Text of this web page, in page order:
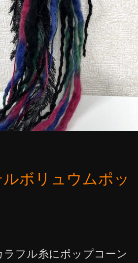
ボリュウムポッ
フル糸にポップコーン